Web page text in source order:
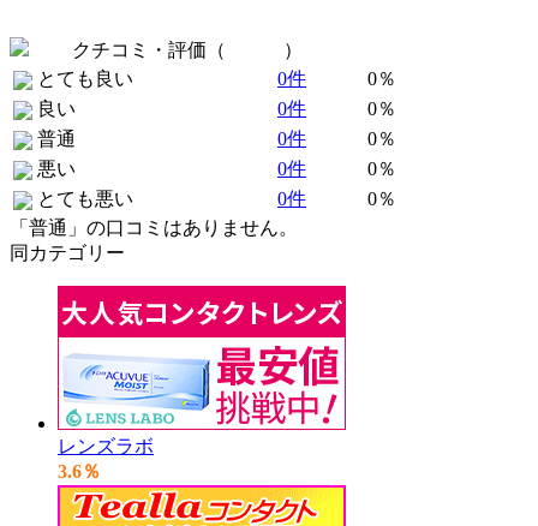
クチコミ・評価（
）
とても良い
0件
0％
良い
0件
0％
普通
0件
0％
悪い
0件
0％
とても悪い
0件
0％
「普通」の口コミはありません。
同カテゴリー
レンズラボ
3.6％